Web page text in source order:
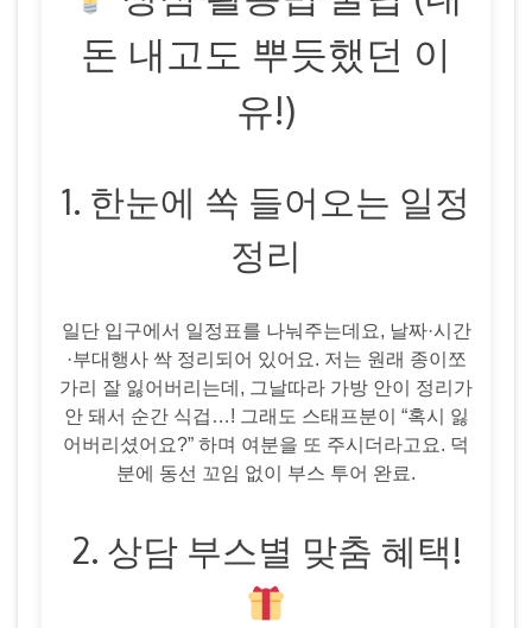
돈 내고도 뿌듯했던 이
유!)
1. 한눈에 쏙 들어오는 일정
정리
일단 입구에서 일정표를 나눠주는데요, 날짜·시간
·부대행사 싹 정리되어 있어요. 저는 원래 종이쪼
가리 잘 잃어버리는데, 그날따라 가방 안이 정리가
안 돼서 순간 식겁…! 그래도 스태프분이 “혹시 잃
어버리셨어요?” 하며 여분을 또 주시더라고요. 덕
분에 동선 꼬임 없이 부스 투어 완료.
2. 상담 부스별 맞춤 혜택!